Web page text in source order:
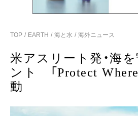
TOP EARTH 海と水 海外ニュース
米アスリート発・海
ント 「Protect Where
動